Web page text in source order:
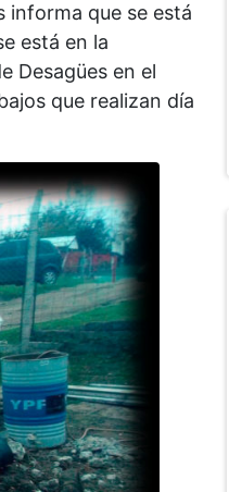
informa que se está
está en la
Desagües en el
que realizan día